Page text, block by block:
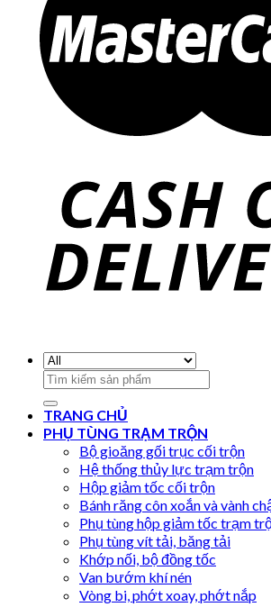
Search
for:
TRANG CHỦ
PHỤ TÙNG TRẠM TRỘN
Bộ gioăng gối trục cối trộn
Hệ thống thủy lực trạm trộn
Hộp giảm tốc cối trộn
Bánh răng côn xoắn và vành
Phụ tùng hộp giảm tốc trạm
Phụ tùng vít tải, băng tải
Khớp nối, bộ đồng tốc
Van bướm khí nén
Vòng bi, phớt xoay, phớt nắp